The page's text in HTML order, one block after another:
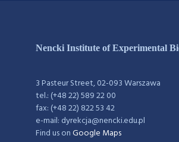
Nencki Institute of Experimental
3 Pasteur Street, 02-093 Warszawa
tel.: (+48 22) 589 22 00
fax: (+48 22) 822 53 42
e-mail: dyrekcja@nencki.edu.pl
Find us onGoogle Maps